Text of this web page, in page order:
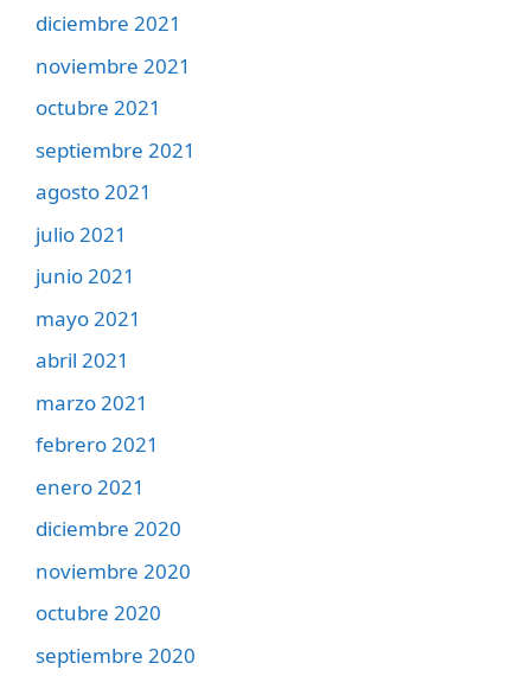
diciembre 2021
noviembre 2021
octubre 2021
septiembre 2021
agosto 2021
julio 2021
junio 2021
mayo 2021
abril 2021
marzo 2021
febrero 2021
enero 2021
diciembre 2020
noviembre 2020
octubre 2020
septiembre 2020